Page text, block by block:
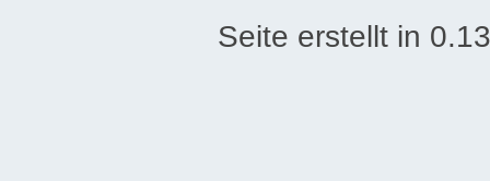
Seite erstellt in